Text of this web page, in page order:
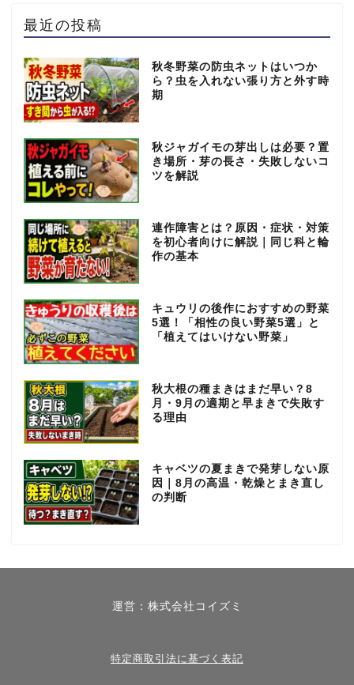
最近の投稿
秋冬野菜の防虫ネットはいつか
ら？虫を入れない張り方と外す時
期
秋ジャガイモの芽出しは必要？置
き場所・芽の長さ・失敗しないコ
ツを解説
連作障害とは？原因・症状・対策
を初心者向けに解説｜同じ科と輪
作の基本
キュウリの後作におすすめの野菜
5選！「相性の良い野菜5選」と
「植えてはいけない野菜」
秋大根の種まきはまだ早い？8
月・9月の適期と早まきで失敗す
る理由
キャベツの夏まきで発芽しない原
因｜8月の高温・乾燥とまき直し
の判断
運営：株式会社コイズミ
特定商取引法に基づく表記
夏【6月～8月】
秋【9月～11月】
冬【12月～2月】